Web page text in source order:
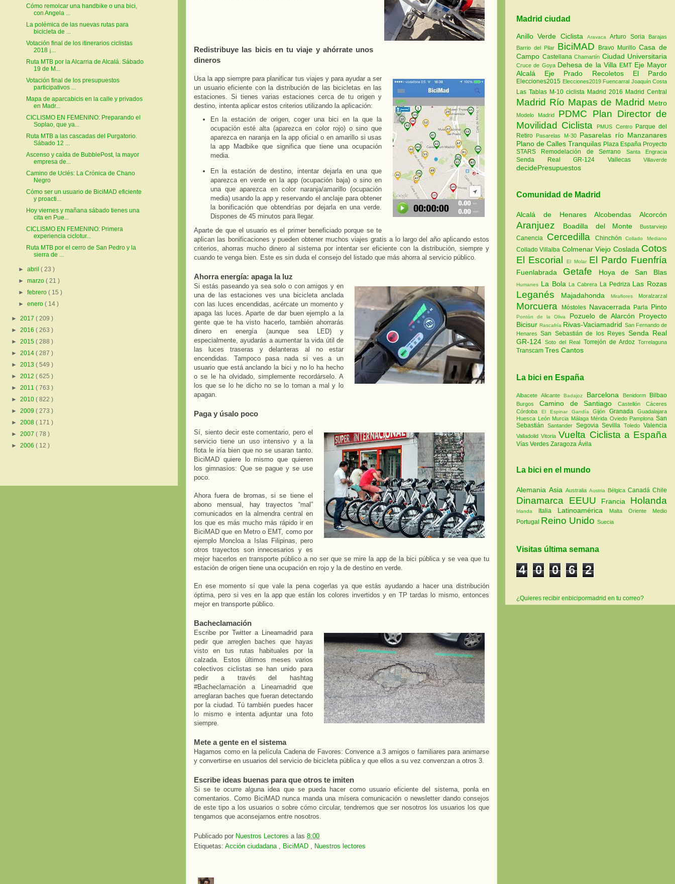
Redistribuye las bicis en tu viaje y ahórrate unos
dineros
Usa la app siempre para planificar tus viajes y para ayudar a ser
un usuario eficiente con la distribución de las bicicletas en las
estaciones. Si tienes varias estaciones cerca de tu origen y
destino, intenta aplicar estos criterios utilizando la aplicación:
En la estación de origen, coger una bici en la que la
ocupación esté alta (aparezca en color rojo) o sino que
aparezca en naranja en la app oficial o en amarillo si usas
la app Madbike que significa que tiene una ocupación
media.
En la estación de destino, intentar dejarla en una que
aparezca en verde en la app (ocupación baja) o sino en
una que aparezca en color naranja/amarillo (ocupación
media) usando la app y reservando el anclaje para obtener
la bonificación que obtendrías por dejarla en una verde.
Dispones de 45 minutos para llegar.
Aparte de que el usuario es el primer beneficiado porque se te
aplican las bonificaciones y pueden obtener muchos viajes gratis a lo largo del año aplicando estos
criterios, ahorras mucho dinero al sistema por intentar ser eficiente con la distribución, siempre y
cuando te venga bien. Este es sin duda el consejo del listado que más ahorra al servicio público.
Ahorra energía: apaga la luz
Si estás paseando ya sea solo o con amigos y en
una de las estaciones ves una bicicleta anclada
con las luces encendidas, acércate un momento y
apaga las luces. Aparte de dar buen ejemplo a la
gente que te ha visto hacerlo, también ahorrarás
dinero en energía (aunque sea LED) y
especialmente, ayudarás a aumentar la vida útil de
las luces traseras y delanteras al no estar
encendidas. Tampoco pasa nada si ves a un
usuario que está anclando la bici y no lo ha hecho
o se le ha olvidado, simplemente recordárselo. A
los que se lo he dicho no se lo toman a mal y lo
apagan.
Paga y úsalo poco
Sí, siento decir este comentario, pero el
servicio tiene un uso intensivo y a la
flota le iría bien que no se usaran tanto.
BiciMAD quiere lo mismo que quieren
los gimnasios: Que se pague y se use
poco.
Ahora fuera de bromas, si se tiene el
abono mensual, hay trayectos “mal”
comunicados en la almendra central en
los que es más mucho más rápido ir en
BiciMAD que en Metro o EMT, como por
ejemplo Moncloa a Islas Filipinas, pero
otros trayectos son innecesarios y es
mejor hacerlos en transporte público a no ser que se mire la app de la bici pública y se vea que tu
estación de origen tiene una ocupación en rojo y la de destino en verde.
En ese momento sí que vale la pena cogerlas ya que estás ayudando a hacer una distribución
óptima, pero si ves en la app que están los colores invertidos y en TP tardas lo mismo, entonces
mejor en transporte público.
Bacheclamación
Escribe por Twitter a Lineamadrid para
pedir que arreglen baches que hayas
visto en tus rutas habituales por la
calzada. Estos últimos meses varios
colectivos ciclistas se han unido para
pedir a través del hashtag
#Bacheclamación a Lineamadrid que
arreglaran baches que fueran detectando
por la ciudad. Tú también puedes hacer
lo mismo e intenta adjuntar una foto
siempre.
Mete a gente en el sistema
Hagamos como en la película Cadena de Favores: Convence a 3 amigos o familiares para animarse
y convertirse en usuarios del servicio de bicicleta pública y que ellos a su vez convenzan a otros 3.
Escribe ideas buenas para que otros te imiten
Si se te ocurre alguna idea que se pueda hacer como usuario eficiente del sistema, ponla en
comentarios. Como BiciMAD nunca manda una mísera comunicación o newsletter dando consejos
de este tipo a los usuarios o sobre cómo circular, tendremos que ser nosotros los usuarios los que
tengamos que aconsejarnos entre nosotros.
Publicado por Nuestros Lectores a las 8:00
Etiquetas: Acción ciudadana BiciMAD Nuestros lectores
Cómo remolcar una handbike o una bici,
con Angela ...
La polémica de las nuevas rutas para
bicicleta de ...
Votación final de los itinerarios ciclistas
2018 ¡...
Ruta MTB por la Alcarria de Alcalá. Sábado
19 de M...
Votación final de los presupuestos
participativos ...
Mapa de aparcabicis en la calle y privados
en Madr...
CICLISMO EN FEMENINO: Preparando el
Soplao, que ya...
Ruta MTB a las cascadas del Purgatorio.
Sábado 12 ...
Ascenso y caída de BubblePost, la mayor
empresa de...
Camino de Uclés: La Crónica de Chano
Negro
Cómo ser un usuario de BiciMAD eficiente
y proacti...
Hoy viernes y mañana sábado tienes una
cita en Pue...
CICLISMO EN FEMENINO: Primera
experiencia ciclotur...
Ruta MTB por el cerro de San Pedro y la
sierra de ...
►abril( 23 )
►marzo( 21 )
►febrero( 15 )
►enero( 14 )
► 2017 ( 209 )
► 2016 ( 263 )
► 2015 ( 288 )
► 2014 ( 287 )
► 2013 ( 549 )
► 2012 ( 625 )
► 2011 ( 763 )
► 2010 ( 822 )
► 2009 ( 273 )
► 2008 ( 171 )
► 2007 ( 78 )
► 2006 ( 12 )
Madrid ciudad
Anillo Verde Ciclista AravacaArturo Soria
Barajas
Barrio del Pilar BiciMAD Bravo MurilloCasa de
Campo Castellana Chamartín Ciudad Universitaria
Cruce de Goya Dehesa de la Villa EMT Eje Mayor
Alcalá Eje Prado Recoletos El Pardo
Elecciones2015 Elecciones2019 Fuencarral Joaquín Costa
Las Tablas M-10 ciclista Madrid 2016 Madrid Central
Madrid Río Mapas de Madrid Metro
Modelo Madrid PDMC Plan Director de
Movilidad Ciclista
PMUS Centro Parque del
Retiro Pasarelas M-30 Pasarelas río Manzanares
Plano de Calles Tranquilas Plaza España Proyecto
STARS Remodelación de Serrano Santa Engracia
Senda Real GR-124 Vallecas Villaverde
decidePresupuestos
Comunidad de Madrid
Alcalá de HenaresAlcobendas Alcorcón
Aranjuez Boadilla del Monte Bustarviejo
Canencia Cercedilla ChinchónCollado Mediano
Collado Villalba Colmenar Viejo Coslada Cotos
El EscorialEl Molar El Pardo Fuenfría
Fuenlabrada Getafe Hoya de San Blas
Humanes La Bola La Cabrera La Pedriza Las Rozas
Leganés Majadahonda Miraflores Moralzarzal
Morcuera Móstoles Navacerrada Parla Pinto
Pontón de la Oliva Pozuelo de Alarcón Proyecto
BicisurRascafría Rivas-Vaciamadrid San Fernando de
HenaresSan Sebastián de los Reyes Senda Real
GR-124Soto del Real Torrejón de ArdozTorrelaguna
Transcam Tres Cantos
La bici en España
AlbaceteAlicanteBadajoz Barcelona Benidorm Bilbao
Burgos Camino de SantiagoCastellónCáceres
Córdoba El Espinar GandíaGijónGranadaGuadalajara
Huesca León Murcia Málaga Mérida Oviedo PamplonaSan
Sebastián Santander SegoviaSevillaToledoValencia
ValladolidVitoria Vuelta Ciclista a España
Vías Verdes Zaragoza Ávila
La bici en el mundo
Alemania Asia Australia Austria Bélgica Canadá Chile
Dinamarca EEUU Francia Holanda
Irlanda Italia Latinoamérica Malta Oriente Medio
Portugal Reino Unido Suecia
Visitas última semana
4 0 0 6 2
¿Quieres recibir enbicipormadrid en tu correo?